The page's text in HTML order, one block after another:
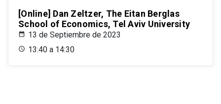
[Online] Dan Zeltzer, The Eitan Berglas
School of Economics, Tel Aviv University
13 de Septiembre de 2023
13:40 a 14:30